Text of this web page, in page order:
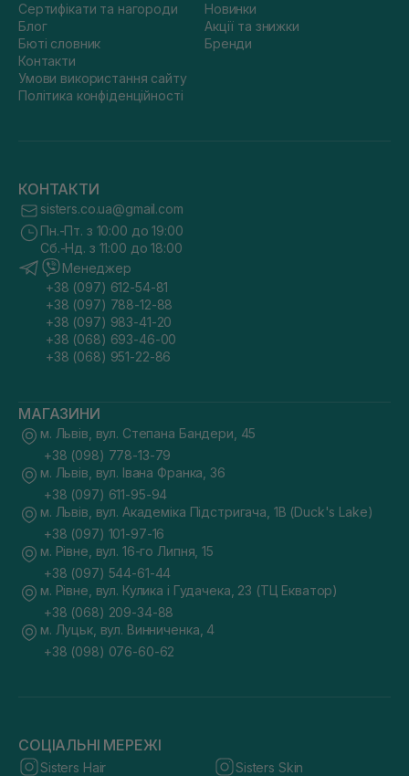
Сертифікати та нагороди
Блог
Бюті словник
Контакти
Умови використання сайту
Політика конфіденційності
Новинки
Акції та знижки
Бренди
КОНТАКТИ
sisters.co.ua@gmail.com
Пн.-Пт. з 10:00 до 19:00
Сб.-Нд. з 11:00 до 18:00
Менеджер
+38 (097) 612-54-81
+38 (097) 788-12-88
+38 (097) 983-41-20
+38 (068) 693-46-00
+38 (068) 951-22-86
МАГАЗИНИ
м. Львів, вул. Степана Бандери, 45
+38 (098) 778-13-79
м. Львів, вул. Івана Франка, 36
+38 (097) 611-95-94
м. Львів, вул. Академіка Підстригача, 1В (Duck's Lake)
+38 (097) 101-97-16
м. Рівне, вул. 16-го Липня, 15
+38 (097) 544-61-44
м. Рівне, вул. Кулика і Гудачека, 23 (ТЦ Екватор)
+38 (068) 209-34-88
м. Луцьк, вул. Винниченка, 4
+38 (098) 076-60-62
СОЦІАЛЬНІ МЕРЕЖІ
Sisters Hair Sisters Skin